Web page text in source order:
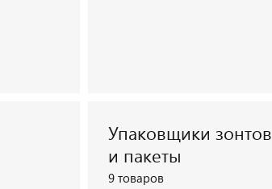
Перейти к списку товаров
Упаковщики зонтов
и пакеты
9 товаров